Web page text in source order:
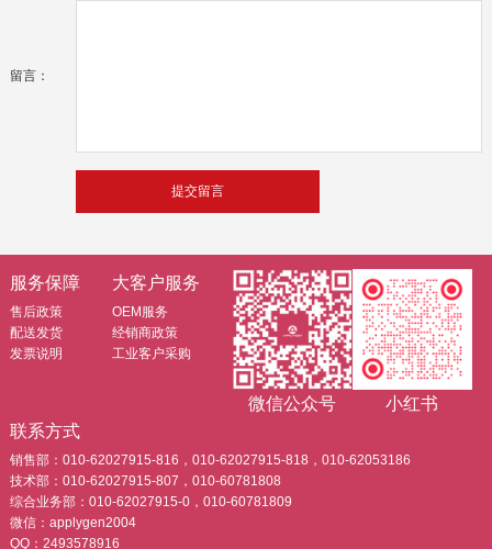
留言：
服务保障
售后政策
配送发货
发票说明
大客户服务
OEM服务
经销商政策
工业客户采购
微信公众号
小红书
联系方式
销售部：010-62027915-816，010-62027915-818，010-62053186
技术部：010-62027915-807，010-60781808
综合业务部：010-62027915-0，010-60781809
微信：applygen2004
QQ：2493578916